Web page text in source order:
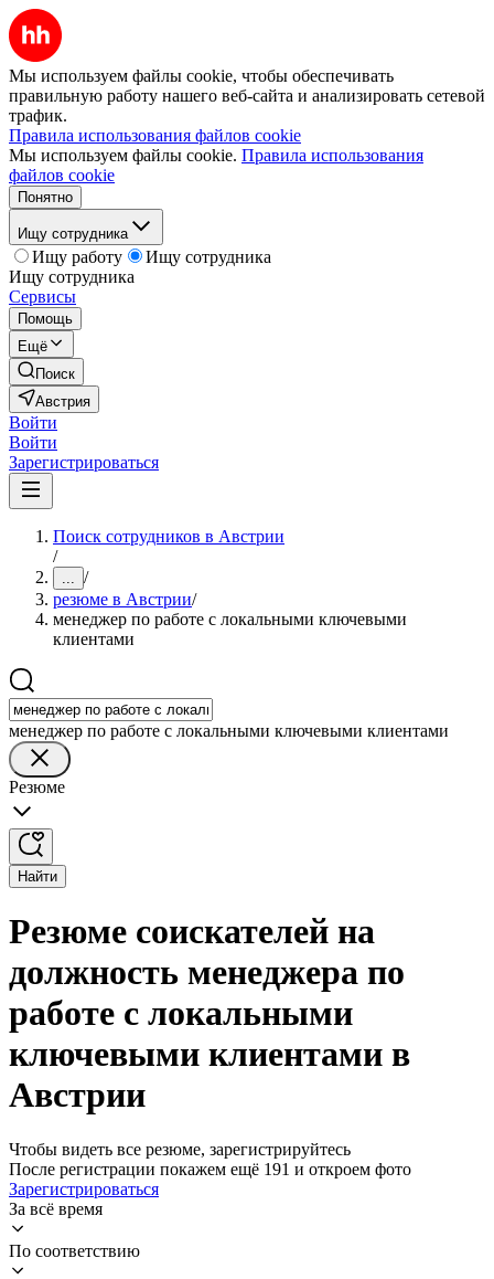
Мы используем файлы cookie, чтобы обеспечивать
правильную работу нашего веб-сайта и анализировать сетевой
трафик.
Правила использования файлов cookie
Мы используем файлы cookie. Правила использования
файлов cookie
Понятно
Ищу сотрудника
Ищу работу
Ищу сотрудника
Ищу сотрудника
Сервисы
Помощь
Ещё
Поиск
Австрия
Войти
Войти
Зарегистрироваться
Поиск сотрудников в Австрии
/
... /
резюме в Австрии/
менеджер по работе с локальными ключевыми
клиентами
менеджер по работе с локальными ключевыми клиентами
Резюме
Найти
Резюме соискателей на
должность менеджера по
работе с локальными
ключевыми клиентами в
Австрии
Чтобы видеть все резюме, зарегистрируйтесь
После регистрации покажем ещё 191 и откроем фото
Зарегистрироваться
За всё время
По соответствию